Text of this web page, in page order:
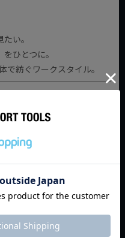
い。
ひとつに。
で紡ぐワークスタイル。